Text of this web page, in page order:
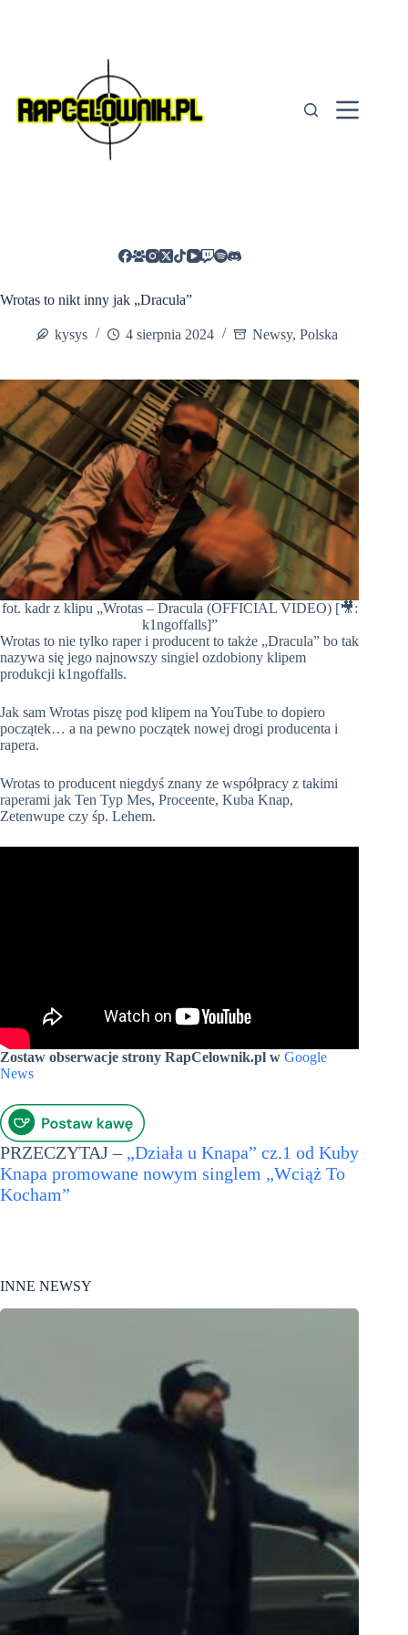
Wrotas to nikt inny jak „Dracula”
kysys 4 sierpnia 2024 Newsy, Polska
fot. kadr z klipu „Wrotas – Dracula (OFFICIAL VIDEO) [🎥:
k1ngoffalls]”
Wrotas to nie tylko raper i producent to także „Dracula” bo tak
nazywa się jego najnowszy singiel ozdobiony klipem
produkcji k1ngoffalls.
Jak sam Wrotas piszę pod klipem na YouTube to dopiero
początek… a na pewno początek nowej drogi producenta i
rapera.
Wrotas to producent niegdyś znany ze współpracy z takimi
raperami jak Ten Typ Mes, Proceente, Kuba Knap,
Zetenwupe czy śp. Lehem.
Zostaw obserwacje strony RapCelownik.pl w Google
News
PRZECZYTAJ – „Działa u Knapa” cz.1 od Kuby
Knapa promowane nowym singlem „Wciąż To
Kocham”
INNE NEWSY